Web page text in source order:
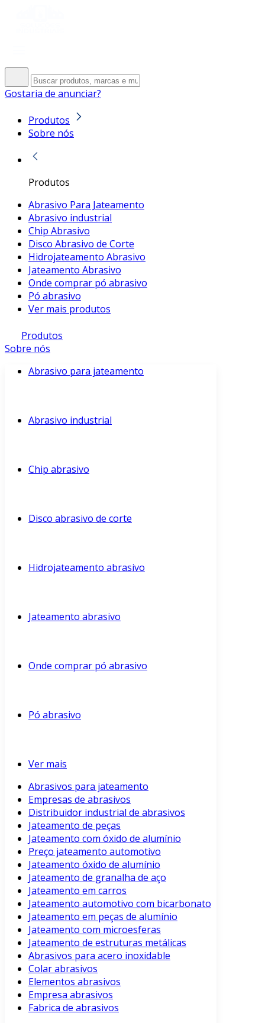
Gostaria de anunciar?
Produtos
Sobre nós
Produtos
Abrasivo Para Jateamento
Abrasivo industrial
Chip Abrasivo
Disco Abrasivo de Corte
Hidrojateamento Abrasivo
Jateamento Abrasivo
Onde comprar pó abrasivo
Pó abrasivo
Ver mais produtos
Produtos
Sobre nós
Abrasivo para jateamento
Abrasivo industrial
Chip abrasivo
Disco abrasivo de corte
Hidrojateamento abrasivo
Jateamento abrasivo
Onde comprar pó abrasivo
Pó abrasivo
Ver mais
Abrasivos para jateamento
Empresas de abrasivos
Distribuidor industrial de abrasivos
Jateamento de peças
Jateamento com óxido de alumínio
Preço jateamento automotivo
Jateamento óxido de alumínio
Jateamento de granalha de aço
Jateamento em carros
Jateamento automotivo com bicarbonato
Jateamento em peças de alumínio
Jateamento com microesferas
Jateamento de estruturas metálicas
Abrasivos para acero inoxidable
Colar abrasivos
Elementos abrasivos
Empresa abrasivos
Fabrica de abrasivos